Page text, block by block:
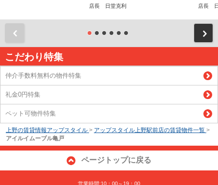
店長 日堂克利 店長
こだわり特集
仲介手数料無料の物件特集
礼金0円特集
ペット可物件特集
上野の賃貸情報アップスタイル > アップスタイル上野駅前店の賃貸物件一覧 >
アイルイムーブル亀戸
ページトップに戻る
営業時間:10：00～19：00